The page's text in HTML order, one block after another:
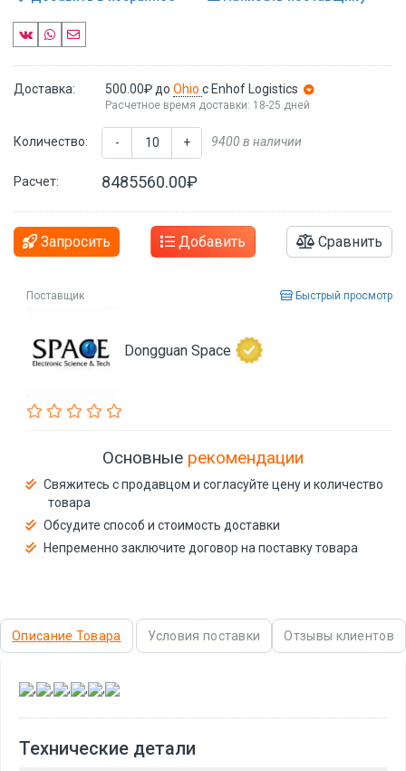
Доставка: 500.00₽ до Ohio с Enhof Logistics
Расчетное время доставки: 18-25 дней
Количество: - + 9400 в наличии
Расчет: 8485560.00₽
Запросить Добавить Сравнить
Поставщик Быстрый просмотр
Dongguan Space
Основные рекомендации
Свяжитесь с продавцом и согласуйте цену и количество
товара
Обсудите способ и стоимость доставки
Непременно заключите договор на поставку товара
Описание Товара Условия поставки Отзывы клиентов
, , , , ,
Технические детали